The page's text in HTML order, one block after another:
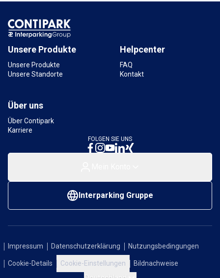
Unsere Produkte
Unsere Produkte
Unsere Standorte
Helpcenter
FAQ
Kontakt
Über uns
Über Contipark
Karriere
FOLGEN SIE UNS
Interparking Gruppe
Impressum Datenschutzerklärung Nutzungsbedingungen
Cookie-Details Cookie-Einstellungen Bildnachweise